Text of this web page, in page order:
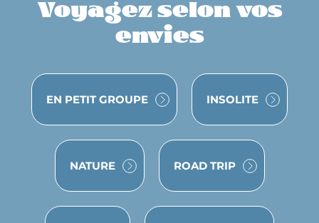
Voyagez selon vos
envies
VOYAGE
EN PETIT GROUPE VOYAGE
INSOLITE
VOYAGE
NATURE VOYAGE
ROAD TRIP